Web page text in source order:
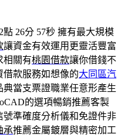
26分 57秒 擁有最大規模
讓資金有效運用更靈活豐富
相關有桃園借款讓你借錢不
借款服務如想像的大同區汽
當支票證職業任意形產生
的選項暢銷推薦客製
號準確度分析儀和免證件非
承推薦金屬鍍層與精密加工